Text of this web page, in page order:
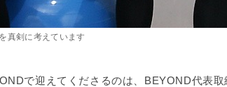
真剣に考えています
で迎えてくださるのは、BEYOND代表